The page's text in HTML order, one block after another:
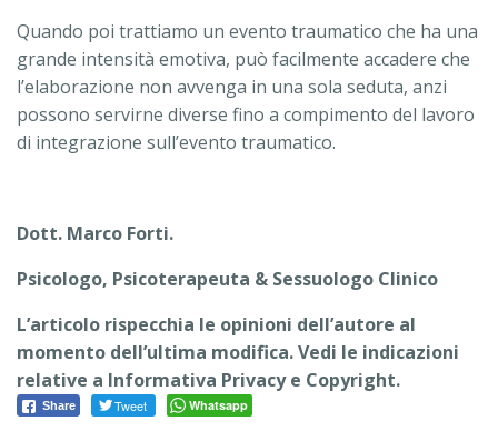
Quando poi trattiamo un evento traumatico che ha una
grande intensità emotiva, può facilmente accadere che
l’elaborazione non avvenga in una sola seduta, anzi
possono servirne diverse fino a compimento del lavoro
di integrazione sull’evento traumatico.
Dott. Marco Forti.
Psicologo, Psicoterapeuta & Sessuologo Clinico
L’articolo rispecchia le opinioni dell’autore al
momento dell’ultima modifica. Vedi le indicazioni
relative a Informativa Privacy e Copyright.
Share Tweet Whatsapp